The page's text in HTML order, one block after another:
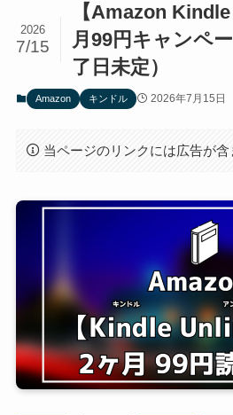
【Amazon
月99円キャンペ
了日未定）
2026
7/15
Amazon キンドル 2026年7月15日
当ページのリンクには広告が含